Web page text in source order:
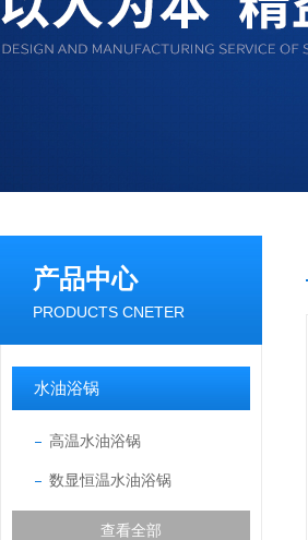
产品中心
PRODUCTS CNETER
水油浴锅
高温水油浴锅
数显恒温水油浴锅
查看全部